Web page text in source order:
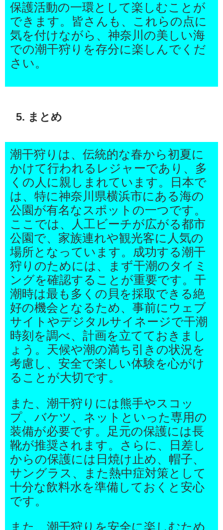
保護活動の一環として楽しむことが
できます。皆さんも、これらの点に
気を付けながら、神奈川の美しい海
での潮干狩りを存分に楽しんでくだ
さい。
5. まとめ
潮干狩りは、伝統的な春から初夏に
かけて行われるレジャーであり、多
くの人に親しまれています。日本で
は、特に神奈川県横浜市にある海の
公園が有名なスポットの一つです。
ここでは、人工ビーチが広がる都市
公園で、家族連れや観光客に人気の
場所となっています。成功する潮干
狩りのためには、まず干潮のタイミ
ングを確認することが重要です。干
潮時は最も多くの貝を採取できる絶
好の機会となるため、事前にウェブ
サイトやデジタルサイネージで干潮
時刻を調べ、計画を立てておきまし
ょう。天候や潮の満ち引きの状況を
考慮し、安全で楽しい体験を心がけ
ることが大切です。
また、潮干狩りには熊手やスコッ
プ、バケツ、ネットといった専用の
装備が必要です。足元の保護には長
靴が推奨されます。さらに、日差し
からの保護には日焼け止め、帽子、
サングラス、また熱中症対策として
十分な飲料水を準備しておくと安心
です。
また、潮干狩りを安全に楽しむため